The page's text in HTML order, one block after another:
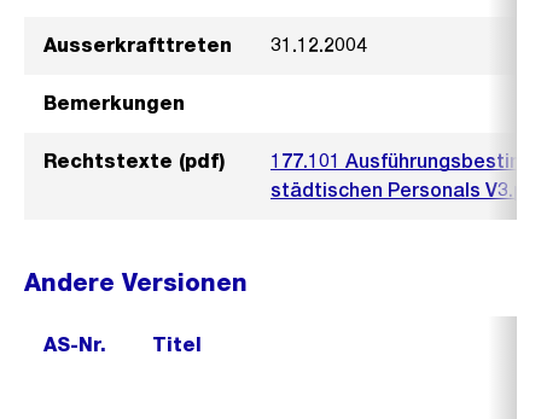
Ausserkrafttreten 31.12.2004
Bemerkungen
Rechtstexte (pdf)
177.101
städtischen Personals
Andere Versionen
AS-Nr. Titel